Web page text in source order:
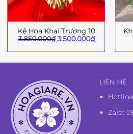
Kệ Hoa Khai Trương 10
3.850.000₫ Giá
gốc
là:
3.500.000₫Giá
hiện
tại
3.500.000₫.
LIÊN HỆ
Zalo: